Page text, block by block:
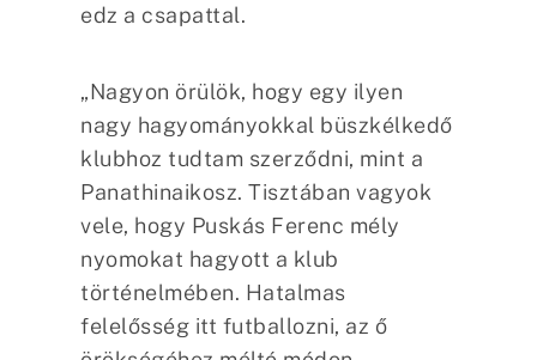
edz a csapattal.
„Nagyon örülök, hogy egy ilyen
nagy hagyományokkal büszkélkedő
klubhoz tudtam szerződni, mint a
Panathinaikosz. Tisztában vagyok
vele, hogy Puskás Ferenc mély
nyomokat hagyott a klub
történelmében. Hatalmas
felelősség itt futballozni, az ő